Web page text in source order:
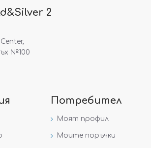
2
№100
Потребител
Моят профил
Моите поръчки